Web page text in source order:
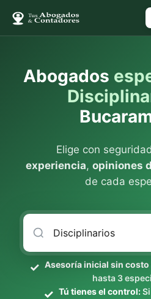
Abogados
Elige con
experiencia, opiniones
de cada
Asesoría inicial sin costo
hasta 3
Tú tienes el control:Si